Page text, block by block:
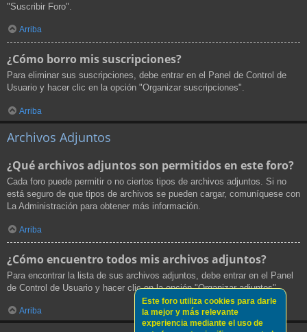
"Suscribir Foro".
Arriba
¿Cómo borro mis suscripciones?
Para eliminar sus suscripciones, debe entrar en el Panel de Control de
Usuario y hacer clic en la opción "Organizar suscripciones".
Arriba
Archivos Adjuntos
¿Qué archivos adjuntos son permitidos en este foro?
Cada foro puede permitir o no ciertos tipos de archivos adjuntos. Si no
está seguro de que tipos de archivos se pueden cargar, comuníquese con
La Administración para obtener más información.
Arriba
¿Cómo encuentro todos mis archivos adjuntos?
Para encontrar la lista de sus archivos adjuntos, debe entrar en el Panel
de Control de Usuario y hacer clic en la opción "Organizar adjuntos".
Arriba
Este foro utiliza cookies para darle
la mejor y más relevante
experiencia mediante el uso de